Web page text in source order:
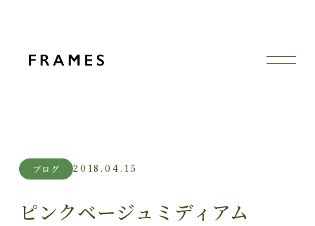
ブログ 2018.04.15
ピンクベージュミディアム